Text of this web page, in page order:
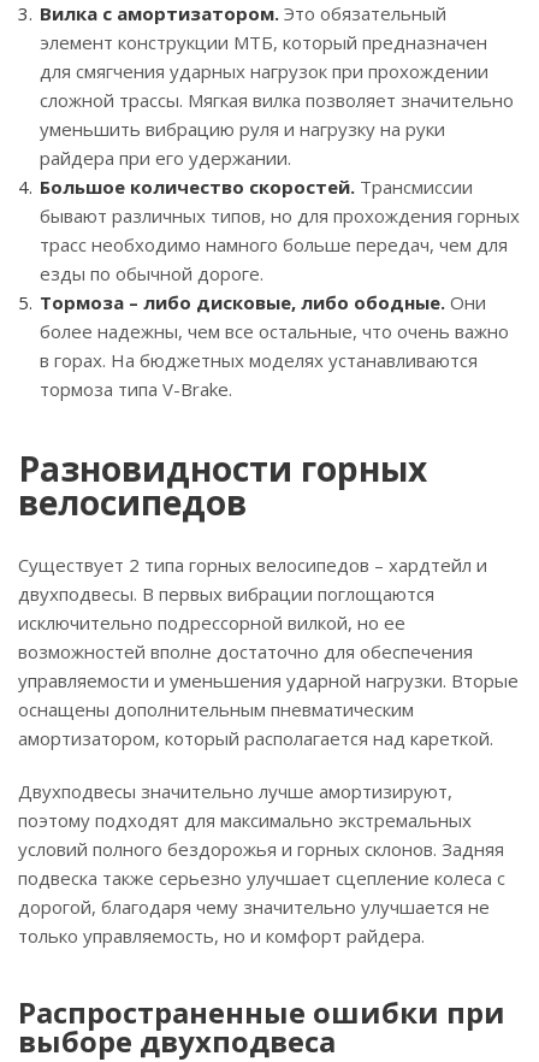
Вилка с амортизатором. Это обязательный
элемент конструкции МТБ, который предназначен
для смягчения ударных нагрузок при прохождении
сложной трассы. Мягкая вилка позволяет значительно
уменьшить вибрацию руля и нагрузку на руки
райдера при его удержании.
Большое количество скоростей. Трансмиссии
бывают различных типов, но для прохождения горных
трасс необходимо намного больше передач, чем для
езды по обычной дороге.
Тормоза – либо дисковые, либо ободные. Они
более надежны, чем все остальные, что очень важно
в горах. На бюджетных моделях устанавливаются
тормоза типа V-Brake.
Разновидности горных
велосипедов
Существует 2 типа горных велосипедов – хардтейл и
двухподвесы. В первых вибрации поглощаются
исключительно подрессорной вилкой, но ее
возможностей вполне достаточно для обеспечения
управляемости и уменьшения ударной нагрузки. Вторые
оснащены дополнительным пневматическим
амортизатором, который располагается над кареткой.
Двухподвесы значительно лучше амортизируют,
поэтому подходят для максимально экстремальных
условий полного бездорожья и горных склонов. Задняя
подвеска также серьезно улучшает сцепление колеса с
дорогой, благодаря чему значительно улучшается не
только управляемость, но и комфорт райдера.
Распространенные ошибки при
выборе двухподвеса